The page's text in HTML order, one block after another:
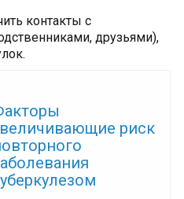
контакты с
друзьями),
риск